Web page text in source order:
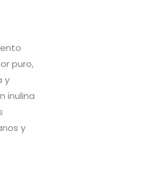
puro,
y
inulina
y